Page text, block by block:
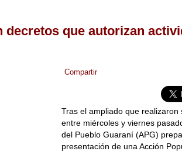
decretos que autorizan
Compartir
Tras el ampliado que realizaron
entre miércoles y viernes
del Pueblo Guaraní (APG)
presentación de una Acción